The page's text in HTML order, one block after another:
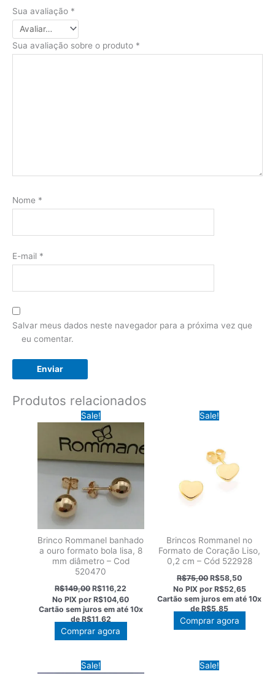
Sua avaliação *
Sua avaliação sobre o produto *
Nome *
E-mail *
Salvar meus dados neste navegador para a próxima vez que
eu comentar.
Produtos relacionados
Sale!
Brinco Rommanel banhado
a ouro formato bola lisa, 8
mm diâmetro – Cod
520470
R$149,00O
preço
original
era:
R$149,00.
R$116,22
preço
atual
é:
R$116,22.
No PIX porR$104,60
Cartão sem juros em até 10x
deR$11,62
Comprar agora
Sale!
Brincos Rommanel no
Formato de Coração Liso,
0,2 cm – Cód 522928
R$75,00O
preço
original
era:
R$75,00.
R$58,50O
preço
atual
é:
No PIX por R$52,65
Cartão sem juros em até10x
de R$5,85
Comprar agora
Sale! Sale!